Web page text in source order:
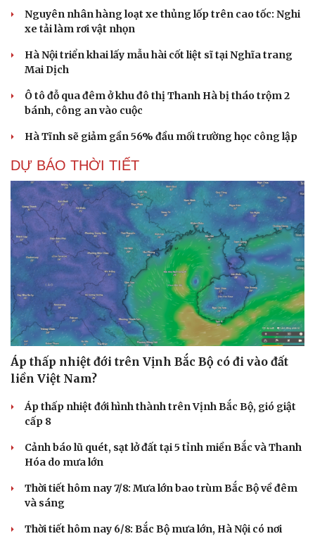
Săn Tour
check-in
Đọc truyện đêm khuya
Cửa sổ tình yêu
Hạt giống tâm hồn
Nguyên nhân hàng loạt xe thủng lốp trên cao tốc: Nghi
xe tải làm rơi vật nhọn
Hà Nội triển khai lấy mẫu hài cốt liệt sĩ tại Nghĩa trang
Mai Dịch
Ô tô đỗ qua đêm ở khu đô thị Thanh Hà bị tháo trộm 2
bánh, công an vào cuộc
Hà Tĩnh sẽ giảm gần 56% đầu mối trường học công lập
DỰ BÁO THỜI TIẾT
Áp thấp nhiệt đới trên Vịnh Bắc Bộ có đi vào đất
liền Việt Nam?
Áp thấp nhiệt đới hình thành trên Vịnh Bắc Bộ, gió giật
cấp 8
Cảnh báo lũ quét, sạt lở đất tại 5 tỉnh miền Bắc và Thanh
Hóa do mưa lớn
Thời tiết hôm nay 7/8: Mưa lớn bao trùm Bắc Bộ về đêm
và sáng
Thời tiết hôm nay 6/8: Bắc Bộ mưa lớn, Hà Nội có nơi